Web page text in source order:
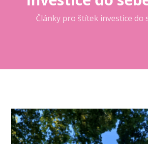
Články pro štítek investice do